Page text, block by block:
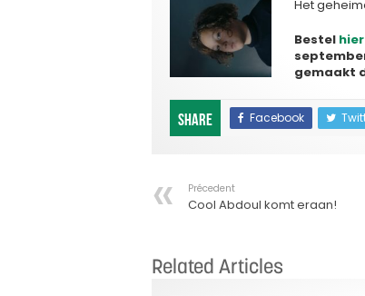
Het
Bestel hier
gemaakt
Share Facebook
Précedent
Cool Abdoul komt eraan!
Related Articles